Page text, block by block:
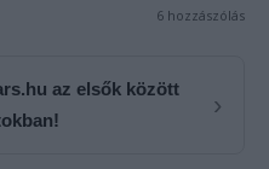
6 hozzászólás
az elsők között
›